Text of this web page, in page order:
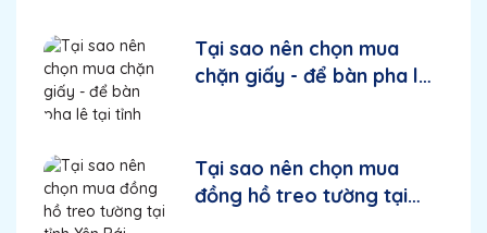
Tại sao nên chọn mua
chặn giấy - để bàn pha lê
Tại sao nên chọn mua
đồng hồ treo tường tại